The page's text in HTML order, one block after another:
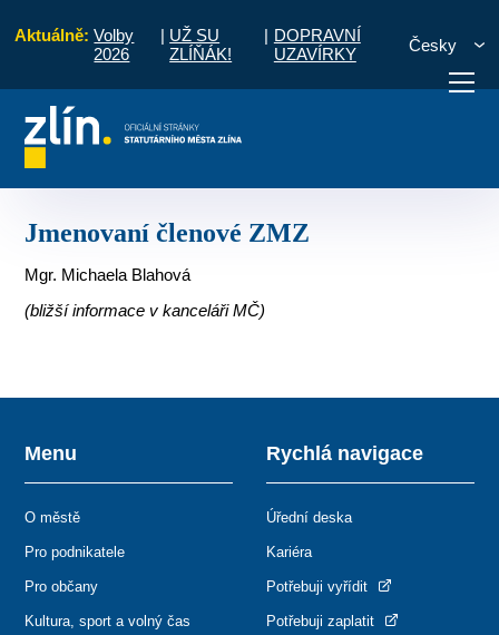
Aktuálně: Volby
2026
| UŽ SU
ZLÍŇÁK!
| DOPRAVNÍ
UZAVÍRKY
Česky
Jmenovaní členové ZMZ
Mgr. Michaela Blahová
(bližší informace v kanceláři MČ)
Menu
O městě
Pro podnikatele
Pro občany
Kultura, sport a volný čas
Rychlá navigace
Úřední deska
Kariéra
Potřebuji vyřídit
Potřebuji zaplatit